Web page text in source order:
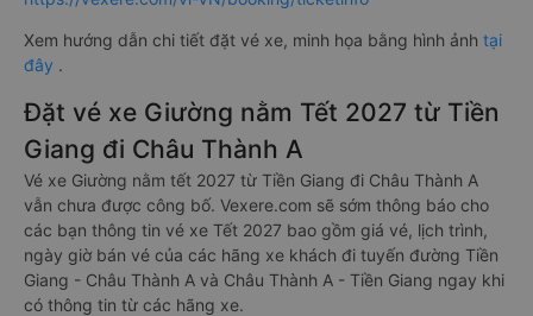
Xem hướng dẫn chi tiết đặt vé xe, minh họa bằng hình ảnh tại
đây .
Đặt vé xe Giường nằm Tết 2027 từ Tiền
Giang đi Châu Thành A
Vé xe Giường nằm tết 2027 từ Tiền Giang đi Châu Thành A
vẫn chưa được công bố. Vexere.com sẽ sớm thông báo cho
các bạn thông tin vé xe Tết 2027 bao gồm giá vé, lịch trình,
ngày giờ bán vé của các hãng xe khách đi tuyến đường Tiền
Giang - Châu Thành A và Châu Thành A - Tiền Giang ngay khi
có thông tin từ các hãng xe.